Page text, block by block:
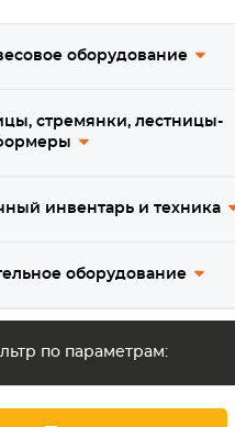
(каретки) для талей
оборудование
стремянки, лестницы-
инвентарь и техника
оборудование
по параметрам: